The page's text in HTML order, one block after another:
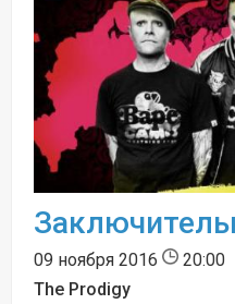
09 ноября 2016
20:00
The Prodigy